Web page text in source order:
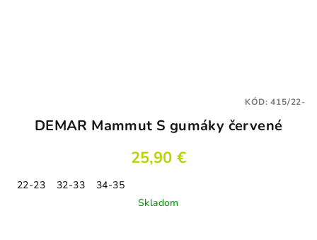
DEMAR Mammut S gumáky červené
25,90 €
22-23 32-33
34-35
Skladom
KÓD:415/22-